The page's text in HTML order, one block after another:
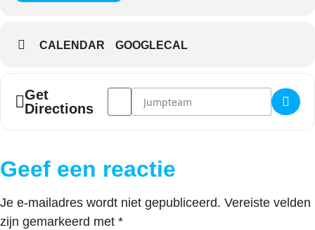
CALENDAR GOOGLECAL
Get
Directions
Address - Summer camp 2 []
Destination Address - Summer camp
Geef een reactie
Je e-mailadres wordt niet gepubliceerd. Vereiste velden
zijn gemarkeerd met *